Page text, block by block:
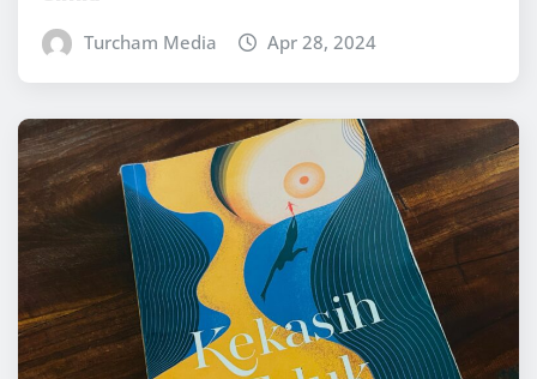
Turcham Media Apr 28, 2024